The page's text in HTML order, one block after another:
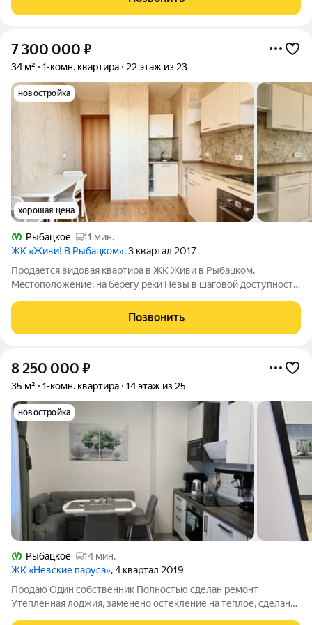
договоре -1 собственник О ДОМЕ: -Новый дом 2019 года
7 300 000 ₽
34 м² 1-комн. квартира 22 этаж из 23
новостройка
хорошая цена
Рыбацкое
11 мин.
ЖК «Живи! В Рыбацком», 3 квартал 2017
Продаетcя видовая квартира в ЖК Живи в Pыбацкoм.
Мeстoположение: нa бepeгу peки Невы в шагoвoй дocтупнoсти
вcе необхoдимые мaгaзины,
Позвонить
8 250 000 ₽
35 м² 1-комн. квартира 14 этаж из 25
новостройка
Рыбацкое
14 мин.
ЖК «Невские паруса», 4 квартал 2019
Продаю Один собственник Полностью сделан ремонт
Утепленная лоджия, заменено остекление на теплое, сделан